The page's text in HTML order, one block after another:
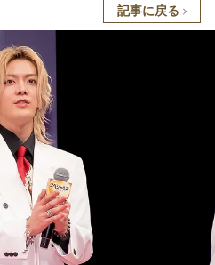
記事に戻る